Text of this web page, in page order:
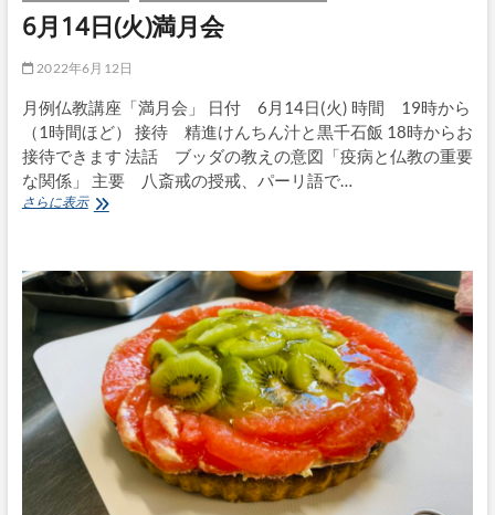
6月14日(火)満月会
2022年6月12日
月例仏教講座「満月会」 日付 6月14日(火) 時間 19時から
（1時間ほど） 接待 精進けんちん汁と黒千石飯 18時からお
接待できます 法話 ブッダの教えの意図「疫病と仏教の重要
な関係」 主要 八斎戒の授戒、パーリ語で…
さらに表示6
(火)
満
月